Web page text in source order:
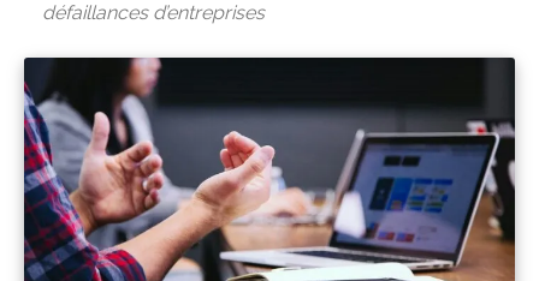
défaillances d’entreprises